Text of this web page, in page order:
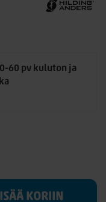
60 pv kuluton ja
KORIIN